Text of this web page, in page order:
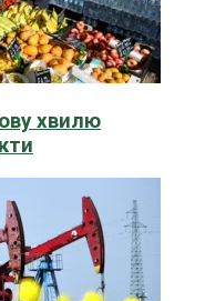
хвилю